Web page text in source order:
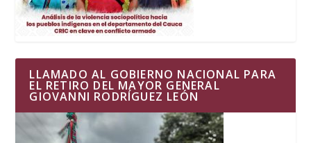
LLAMADO AL GOBIERNO NACIONAL PARA
EL RETIRO DEL MAYOR GENERAL
GIOVANNI RODRÍGUEZ LEÓN